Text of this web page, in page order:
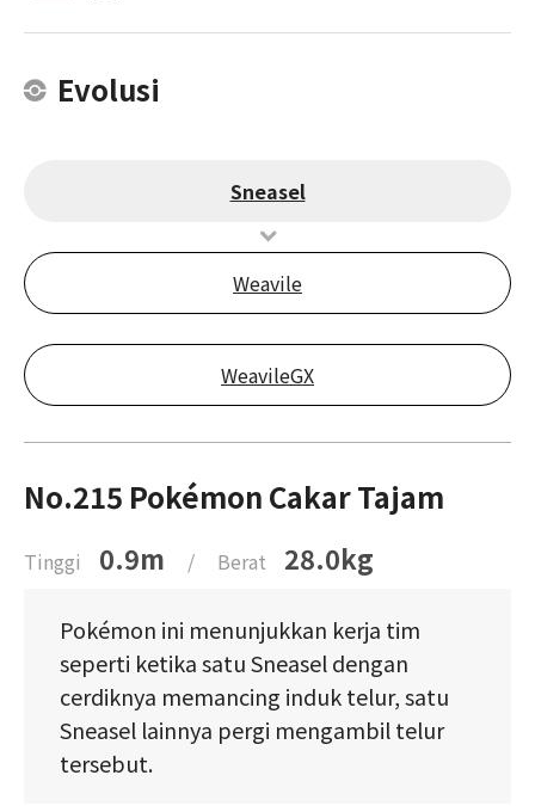
Evolusi
Sneasel
Weavile
WeavileGX
No.215 Pokémon Cakar Tajam
Tinggi 0.9m / Berat 28.0kg
Pokémon ini menunjukkan kerja tim
seperti ketika satu Sneasel dengan
cerdiknya memancing induk telur, satu
Sneasel lainnya pergi mengambil telur
tersebut.